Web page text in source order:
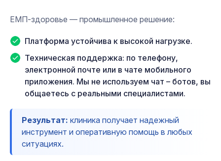
ЕМП-здоровье — промышленное решение:
Платформа устойчива к высокой нагрузке.
Техническая поддержка: по телефону,
электронной почте или в чате мобильного
приложения. Мы не используем чат – ботов, вы
общаетесь с реальными специалистами.
Результат: клиника получает надежный
инструмент и оперативную помощь в любых
ситуациях.